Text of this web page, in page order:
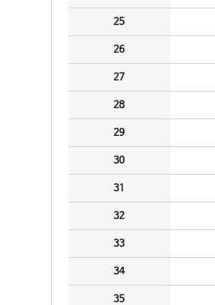
25
26
27
28
29
30
31
32
33
34
35